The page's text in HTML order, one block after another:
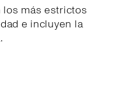
más estrictos
e incluyen la